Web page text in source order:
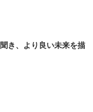
き、より良い未来を描